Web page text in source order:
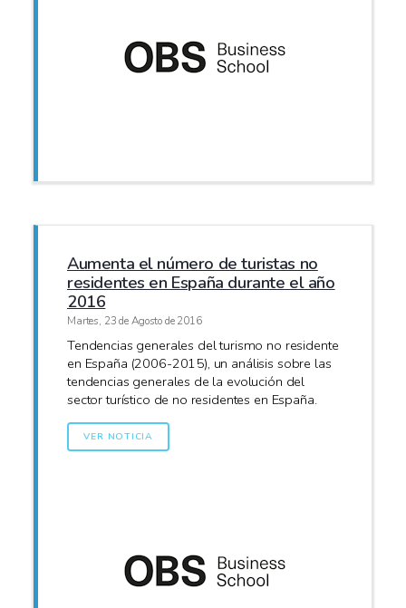
Aumenta el número de turistas no
residentes en España durante el año
2016
Martes, 23 de Agosto de 2016
Tendencias generales del turismo no residente
en España (2006-2015), un análisis sobre las
tendencias generales de la evolución del
sector turístico de no residentes en España.
VER NOTICIA